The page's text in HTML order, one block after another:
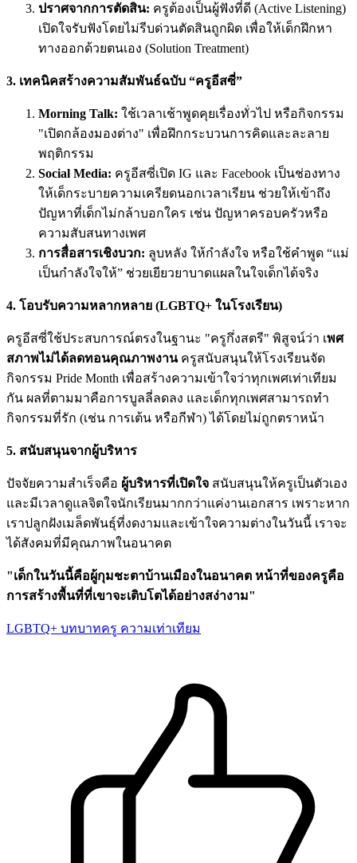
ปราศจากการตัดสิน: ครูต้องเป็นผู้ฟังที่ดี (Active Listening)
เปิดใจรับฟังโดยไม่รีบด่วนตัดสินถูกผิด เพื่อให้เด็กฝึกหา
ทางออกด้วยตนเอง (Solution Treatment)
3. เทคนิคสร้างความสัมพันธ์ฉบับ “ครูอีสซี่”
Morning Talk: ใช้เวลาเช้าพูดคุยเรื่องทั่วไป หรือกิจกรรม
"เปิดกล้องมองต่าง" เพื่อฝึกกระบวนการคิดและละลาย
พฤติกรรม
Social Media: ครูอีสซี่เปิด IG และ Facebook เป็นช่องทาง
ให้เด็กระบายความเครียดนอกเวลาเรียน ช่วยให้เข้าถึง
ปัญหาที่เด็กไม่กล้าบอกใคร เช่น ปัญหาครอบครัวหรือ
ความสับสนทางเพศ
การสื่อสารเชิงบวก: ลูบหลัง ให้กำลังใจ หรือใช้คำพูด “แม่
เป็นกำลังใจให้” ช่วยเยียวยาบาดแผลในใจเด็กได้จริง
4. โอบรับความหลากหลาย (LGBTQ+ ในโรงเรียน)
ครูอีสซี่ใช้ประสบการณ์ตรงในฐานะ "ครูกึ่งสตรี" พิสูจน์ว่า เพศ
สภาพไม่ได้ลดทอนคุณภาพงาน ครูสนับสนุนให้โรงเรียนจัด
กิจกรรม Pride Month เพื่อสร้างความเข้าใจว่าทุกเพศเท่าเทียม
กัน ผลที่ตามมาคือการบูลลี่ลดลง และเด็กทุกเพศสามารถทำ
กิจกรรมที่รัก (เช่น การเต้น หรือกีฬา) ได้โดยไม่ถูกตราหน้า
5. สนับสนุนจากผู้บริหาร
ปัจจัยความสำเร็จคือ ผู้บริหารที่เปิดใจ สนับสนุนให้ครูเป็นตัวเอง
และมีเวลาดูแลจิตใจนักเรียนมากกว่าแค่งานเอกสาร เพราะหาก
เราปลูกฝังเมล็ดพันธุ์ที่งดงามและเข้าใจความต่างในวันนี้ เราจะ
ได้สังคมที่มีคุณภาพในอนาคต
"เด็กในวันนี้คือผู้กุมชะตาบ้านเมืองในอนาคต หน้าที่ของครูคือ
การสร้างพื้นที่ที่เขาจะเติบโตได้อย่างสง่างาม"
LGBTQ+ บทบาทครู ความเท่าเทียม